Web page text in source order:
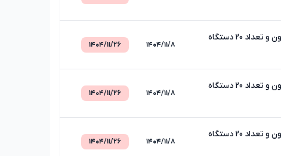
مزایده فروش تعداد 12 دستگاه خودرو وانت دوکابین کمک دار و انواع کامیون و تعداد 20 دستگاه
۱۴۰۴/۱۱/۸ ۱۴۰۴/۱۱/۲۶
مزایده فروش تعداد 12 دستگاه خودرو وانت دوکابین کمک دار و انواع کامیون و تعداد 20 دستگاه
۱۴۰۴/۱۱/۸ ۱۴۰۴/۱۱/۲۶
مزایده فروش تعداد 12 دستگاه خودرو وانت دوکابین کمک دار و انواع کامیون و تعداد 20 دستگاه
۱۴۰۴/۱۱/۸ ۱۴۰۴/۱۱/۲۶